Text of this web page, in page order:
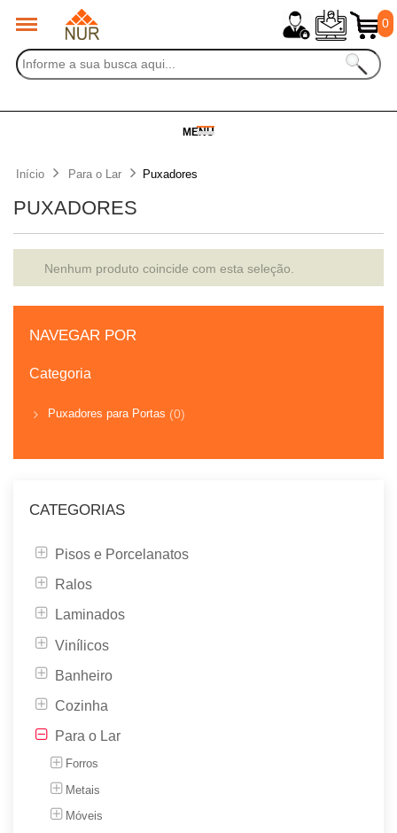
0
MENU
Início Para o Lar Puxadores
PUXADORES
Nenhum produto coincide com esta seleção.
NAVEGAR POR
Categoria
Puxadores para Portas (0)
CATEGORIAS
Pisos e Porcelanatos
Ralos
Laminados
Vinílicos
Banheiro
Cozinha
Para o Lar
Forros
Metais
Móveis